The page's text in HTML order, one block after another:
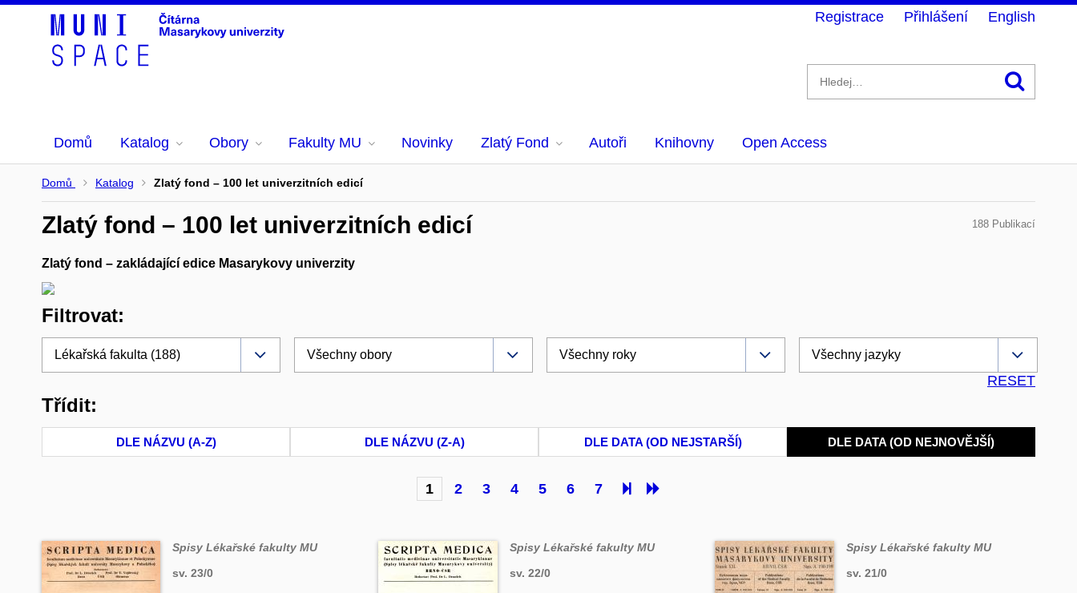
Domů Katalog Obory Fakulty MU Novinky Zlatý Fond Autoři Knihovny Open Access
Registrace Přihlášení English
Domů Katalog Zlatý fond – 100 let univerzitních edicí
188 Publikací
Zlatý fond – 100 let univerzitních edicí
Zlatý fond – zakládající edice Masarykovy univerzity
Filtrovat:
RESET
Třídit:
DLE NÁZVU (A-Z) DLE NÁZVU (Z-A) DLE DATA (OD NEJSTARŠÍ) DLE DATA (OD NEJNOVĚJŠÍ)
1 2 3 4 5 6 7
Spisy Lékařské fakulty MU
sv. 23/0
Spisy Lékařské fakulty MU
sv. 22/0
Spisy Lékařské fakulty MU
sv. 21/0